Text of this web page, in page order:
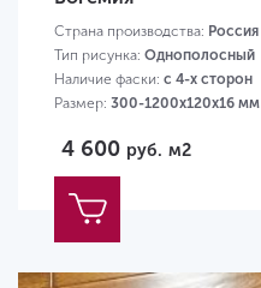
Страна производства: Россия
Тип рисунка: Однополосный
Наличие фаски: с 4-х сторон
Размер: 300-1200х120х16 мм
4 600 руб. м2